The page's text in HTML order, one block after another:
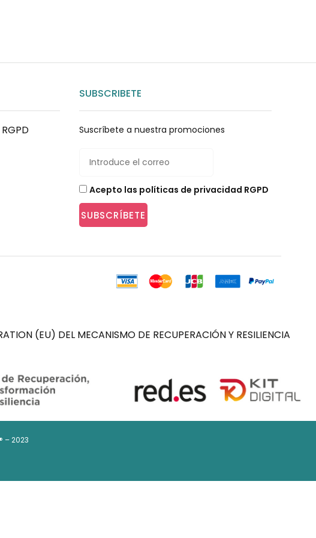
SUBSCRIBETE
Suscríbete a nuestra promociones
Acepto las políticas de privacidad RGPD
SUBSCRÍBETE
(EU) DEL MECANISMO DE RECUPERACIÓN Y RESILIENCIA
– 2023